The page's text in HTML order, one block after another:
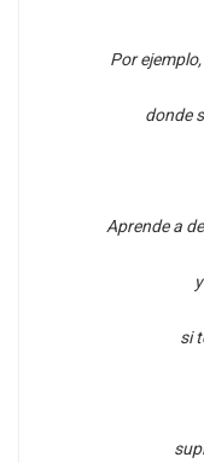
Por
donde
Aprende a
si